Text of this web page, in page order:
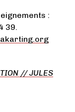
:
39.
// JULES